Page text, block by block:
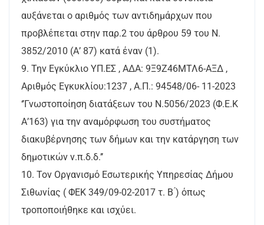
αυξάνεται ο αριθμός των αντιδημάρχων που
προβλέπεται στην παρ.2 του άρθρου 59 του Ν.
3852/2010 (Α’ 87) κατά έναν (1).
9. Την Εγκύκλιο ΥΠ.ΕΣ , ΑΔΑ: 9Ξ9Ζ46ΜΤΛ6-ΑΞΔ ,
Αριθμός Εγκυκλίου:1237 , Α.Π.: 94548/06- 11-2023
‘’Γνωστοποίηση διατάξεων του Ν.5056/2023 (Φ.Ε.Κ
Α’163) για την αναμόρφωση του συστήματος
διακυβέρνησης των δήμων και την κατάργηση των
δημοτικών ν.π.δ.δ.’’
10. Τον Οργανισμό Εσωτερικής Υπηρεσίας Δήμου
Σιθωνίας ( ΦΕΚ 349/09-02-2017 τ. Β ́) όπως
τροποποιήθηκε και ισχύει.